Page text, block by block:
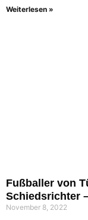
Weiterlesen »
Fußballer von
Schiedsrichter
November 8, 2022